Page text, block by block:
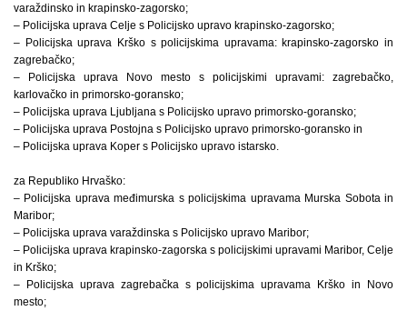
varaždinsko in krapinsko-zagorsko;
– Policijska uprava Celje s Policijsko upravo krapinsko-zagorsko;
– Policijska uprava Krško s policijskima upravama: krapinsko-zagorsko in
zagrebačko;
– Policijska uprava Novo mesto s policijskimi upravami: zagrebačko,
karlovačko in primorsko-goransko;
– Policijska uprava Ljubljana s Policijsko upravo primorsko-goransko;
– Policijska uprava Postojna s Policijsko upravo primorsko-goransko in
– Policijska uprava Koper s Policijsko upravo istarsko.
za Republiko Hrvaško:
– Policijska uprava međimurska s policijskima upravama Murska Sobota in
Maribor;
– Policijska uprava varaždinska s Policijsko upravo Maribor;
– Policijska uprava krapinsko-zagorska s policijskimi upravami Maribor, Celje
in Krško;
– Policijska uprava zagrebačka s policijskima upravama Krško in Novo
mesto;